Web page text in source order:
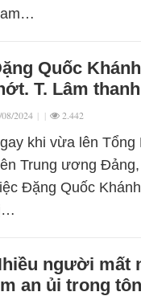
Quốc
T. Lâm
2024 | | 2.442
khi vừa lên
Trung ương
Đặng Quốc
người mất
an ủi trong